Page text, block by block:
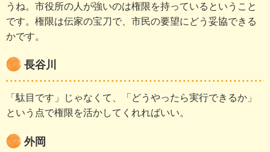
うね。市役所の人が強いのは権限を持っているということ
です。権限は伝家の宝刀で、市民の要望にどう妥協できる
かです。
長谷川
「駄目です」じゃなくて、「どうやったら実行できるか」
という点で権限を活かしてくれればいい。
外岡